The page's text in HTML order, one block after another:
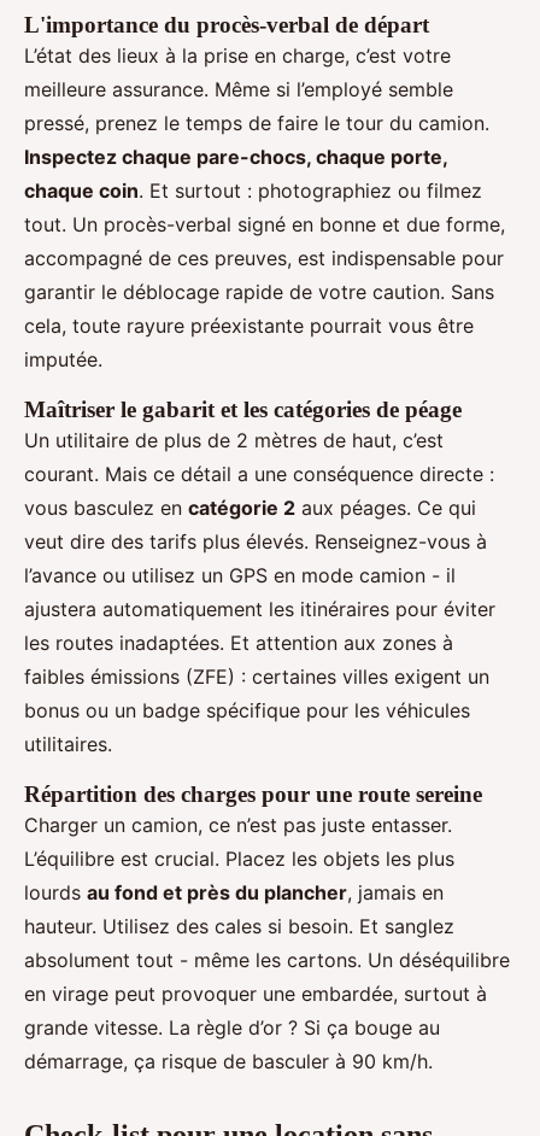
L'importance du procès-verbal de départ
L’état des lieux à la prise en charge, c’est votre
meilleure assurance. Même si l’employé semble
pressé, prenez le temps de faire le tour du camion.
Inspectez chaque pare-chocs, chaque porte,
chaque coin. Et surtout : photographiez ou filmez
tout. Un procès-verbal signé en bonne et due forme,
accompagné de ces preuves, est indispensable pour
garantir le déblocage rapide de votre caution. Sans
cela, toute rayure préexistante pourrait vous être
imputée.
Maîtriser le gabarit et les catégories de péage
Un utilitaire de plus de 2 mètres de haut, c’est
courant. Mais ce détail a une conséquence directe :
vous basculez en catégorie 2 aux péages. Ce qui
veut dire des tarifs plus élevés. Renseignez-vous à
l’avance ou utilisez un GPS en mode camion - il
ajustera automatiquement les itinéraires pour éviter
les routes inadaptées. Et attention aux zones à
faibles émissions (ZFE) : certaines villes exigent un
bonus ou un badge spécifique pour les véhicules
utilitaires.
Répartition des charges pour une route sereine
Charger un camion, ce n’est pas juste entasser.
L’équilibre est crucial. Placez les objets les plus
lourds au fond et près du plancher, jamais en
hauteur. Utilisez des cales si besoin. Et sanglez
absolument tout - même les cartons. Un déséquilibre
en virage peut provoquer une embardée, surtout à
grande vitesse. La règle d’or ? Si ça bouge au
démarrage, ça risque de basculer à 90 km/h.